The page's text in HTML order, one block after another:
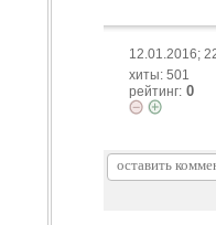
12.01.2016;
хиты: 501
рейтинг: 0